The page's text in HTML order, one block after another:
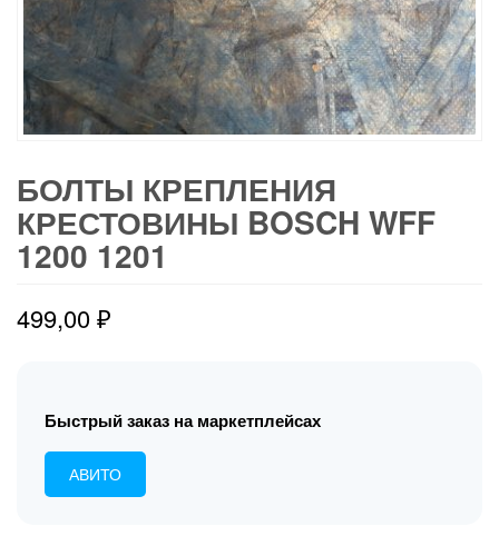
БОЛТЫ КРЕПЛЕНИЯ
КРЕСТОВИНЫ BOSCH WFF
1200 1201
499,00₽
Быстрый заказ на маркетплейсах
АВИТО